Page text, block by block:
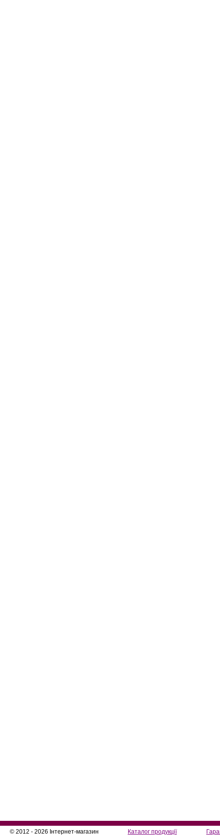
© 2012 - 2026 Інтернет-магазин Каталог продукції